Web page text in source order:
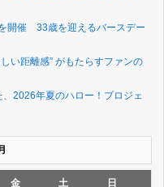
開催 33歳を迎えるバースデー
い距離感” がもたらすファンの
2026年夏のハロー！プロジェ
金 土 日